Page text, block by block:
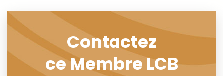
Contactez
ce Membre LCB